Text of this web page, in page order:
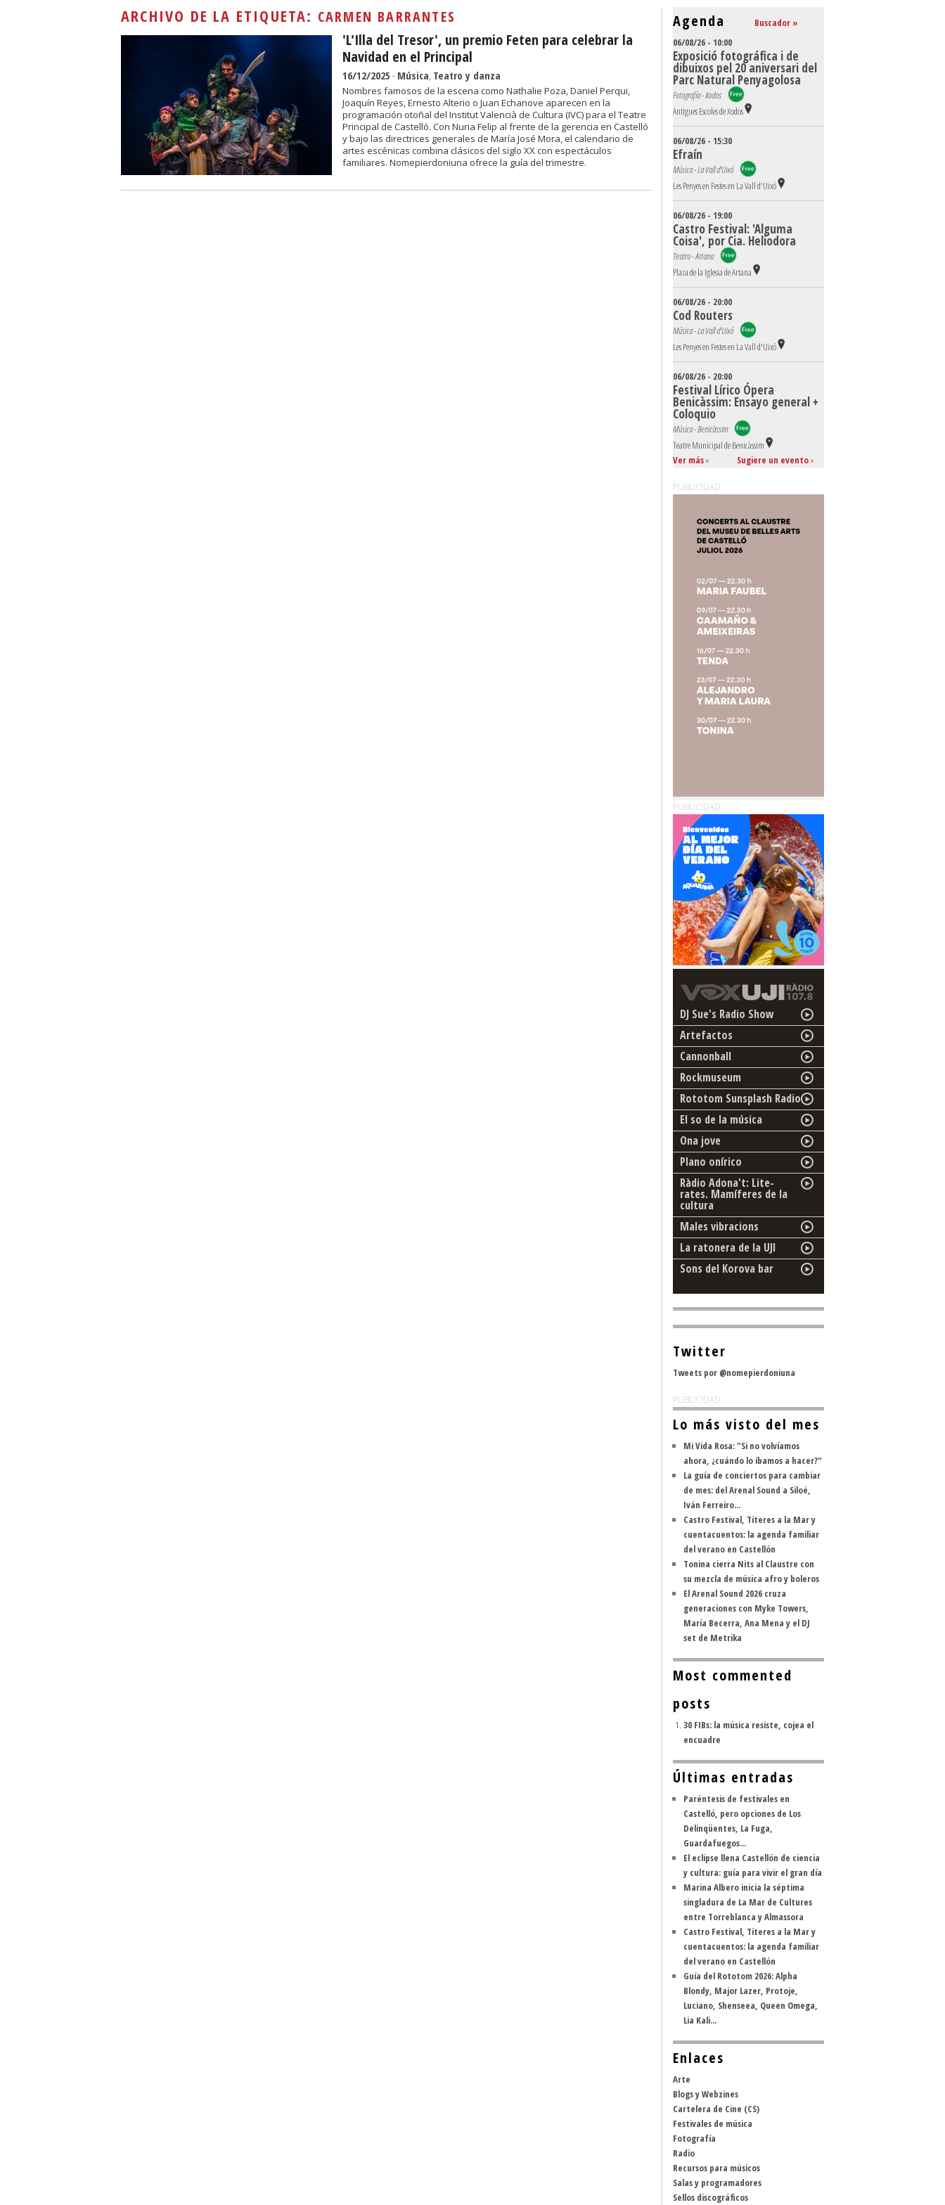
ARCHIVO DE LA ETIQUETA: CARMEN BARRANTES
'L'Illa del Tresor', un premio Feten para celebrar la
Navidad en el Principal
16/12/2025 - Música, Teatro y danza
Nombres famosos de la escena como Nathalie Poza, Daniel Perqui,
Joaquín Reyes, Ernesto Alterio o Juan Echanove aparecen en la
programación otoñal del Institut Valencià de Cultura (IVC) para el Teatre
Principal de Castelló. Con Nuria Felip al frente de la gerencia en Castelló
y bajo las directrices generales de María José Mora, el calendario de
artes escénicas combina clásicos del siglo XX con espectáculos
familiares. Nomepierdoniuna ofrece la guía del trimestre.
Agenda
Buscador »
06/08/26 - 10:00
Exposició fotográfica i de
dibuixos pel 20 aniversari del
Parc Natural Penyagolosa
Fotografía - Xodos
Antigues Escoles de Xodos
06/08/26 - 15:30
Efraín
Música - La Vall d'Uixó
Les Penyes en Festes en La Vall d'Uixó
06/08/26 - 19:00
Castro Festival: 'Alguma
Coisa', por Cia. Heliodora
Teatro - Artana
Plaza de la Iglesia de Artana
06/08/26 - 20:00
Cod Routers
Música - La Vall d'Uixó
Les Penyes en Festes en La Vall d'Uixó
06/08/26 - 20:00
Festival Lírico Ópera
Benicàssim: Ensayo general +
Coloquio
Música - Benicàssim
Teatre Municipal de Benicàssim
Ver más» Sugiere un evento»
PUBLICIDAD
PUBLICIDAD
DJ Sue's Radio Show
Artefactos
Cannonball
Rockmuseum
Rototom Sunsplash Radio
El so de la música
Ona jove
Plano onírico
Ràdio Adona't: Lite-
rates. Mamíferes de la
cultura
Males vibracions
La ratonera de la UJI
Sons del Korova bar
Twitter
Tweets por @nomepierdoniuna
PUBLICIDAD
Lo más visto del mes
Mi Vida Rosa: "Si no volvíamos
ahora, ¿cuándo lo íbamos a hacer?"
La guía de conciertos para cambiar
de mes: del Arenal Sound a Siloé,
Iván Ferreiro...
Castro Festival, Títeres a la Mar y
cuentacuentos: la agenda familiar
del verano en Castellón
Tonina cierra Nits al Claustre con
su mezcla de música afro y boleros
El Arenal Sound 2026 cruza
generaciones con Myke Towers,
María Becerra, Ana Mena y el DJ
set de Metrika
Most commented
posts
30 FIBs: la música resiste, cojea el
encuadre
Últimas entradas
Paréntesis de festivales en
Castelló, pero opciones de Los
Delinqüentes, La Fuga,
Guardafuegos...
El eclipse llena Castellón de ciencia
y cultura: guía para vivir el gran día
Marina Albero inicia la séptima
singladura de La Mar de Cultures
entre Torreblanca y Almassora
Castro Festival, Títeres a la Mar y
cuentacuentos: la agenda familiar
del verano en Castellón
Guía del Rototom 2026: Alpha
Blondy, Major Lazer, Protoje,
Luciano, Shenseea, Queen Omega,
Lia Kali...
Enlaces
Arte
Blogs y Webzines
Cartelera de Cine (CS)
Festivales de música
Fotografía
Radio
Recursos para músicos
Salas y programadores
Sellos discográficos